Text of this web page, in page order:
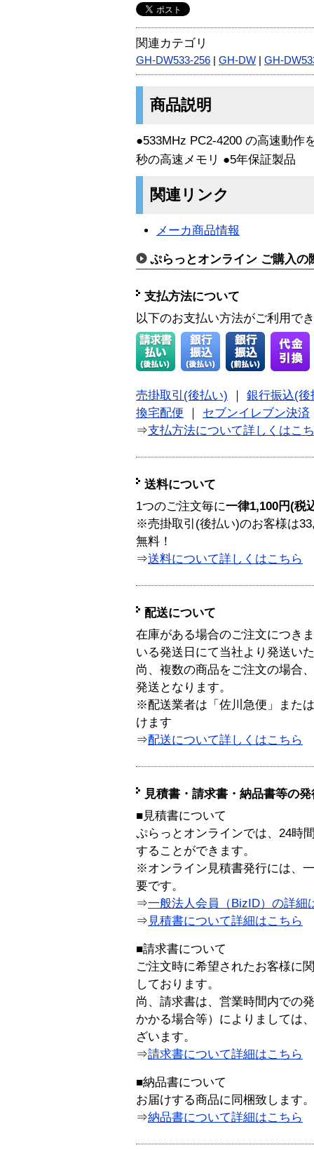
関連カテゴリ
GH-DW533-256 GH-DW GH-
商品説明
●533MHz PC2-4200 の高速動作
秒の高速メモリ ●5年保証製品
関連リンク
メーカ商品情報
ぷらっとオンライン ご購入の
支払方法について
以下のお支払い方法がご利用で
売掛取引(後払い)
銀行振込(後
換宅配便
セブンイレブン決済
⇒支払方法について詳しくはこ
送料について
1つのご注文毎に一律1,100円(税
※売掛取引(後払い)のお客様は
無料！
⇒送料について詳しくはこちら
配送について
在庫がある場合のご注文につき
いる発送日にて当社より発送い
尚、複数の商品をご注文の場合
発送となります。
※配送業者は「佐川急便」また
けます
⇒配送について詳しくはこちら
見積書・請求書・納品書等の
■見積書について
ぷらっとオンラインでは、24時
することができます。
※オンライン見積書発行には、
要です。
⇒一般法人会員（BizID）の詳細
⇒ 見積書について詳細はこちら
■請求書について
ご注文時に希望されたお客様に
しております。
尚、請求書は、営業時間内での
かかる場合等）によりましては
ざいます。
⇒請求書について詳細はこちら
■納品書について
お届けする商品に同梱致します。
⇒納品書について詳細はこちら